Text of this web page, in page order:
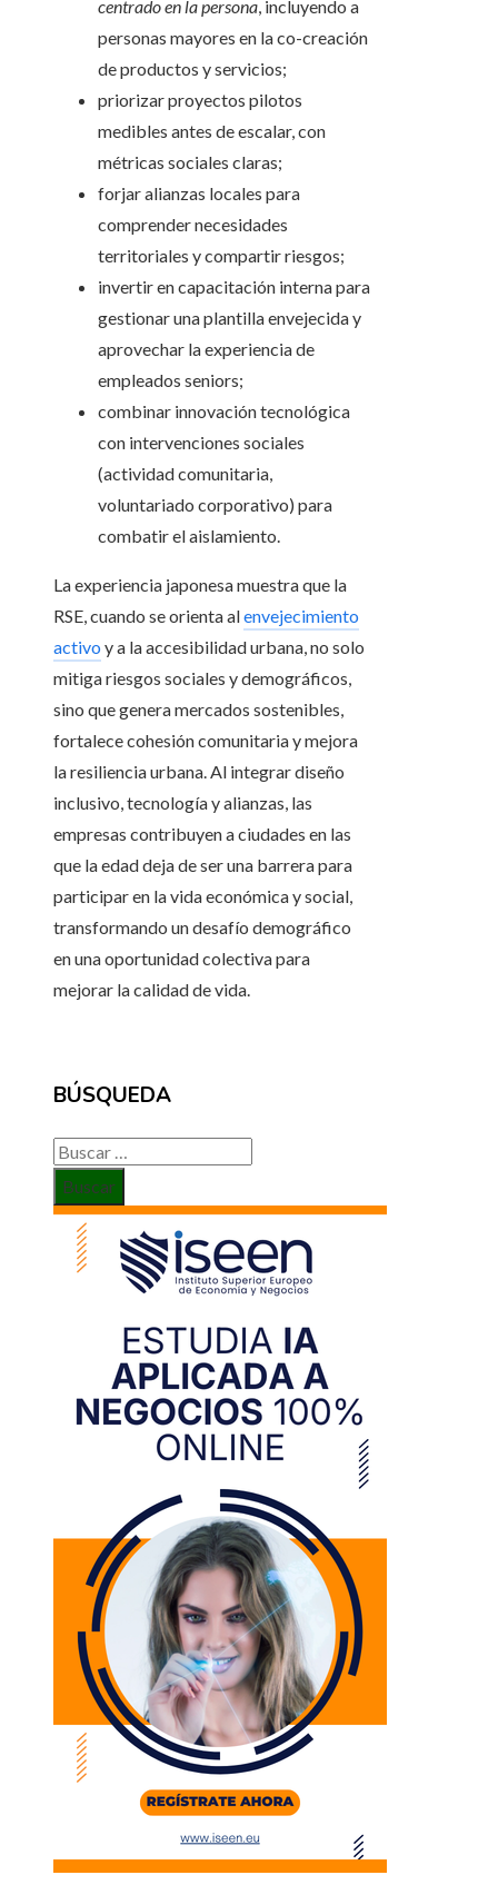
centrado en la persona , incluyendo a
personas mayores en la co-creación
de productos y servicios;
priorizar proyectos pilotos
medibles antes de escalar, con
métricas sociales claras;
forjar alianzas locales para
comprender necesidades
territoriales y compartir riesgos;
invertir en capacitación interna para
gestionar una plantilla envejecida y
aprovechar la experiencia de
empleados seniors;
combinar innovación tecnológica
con intervenciones sociales
(actividad comunitaria,
voluntariado corporativo) para
combatir el aislamiento.
La experiencia japonesa muestra que la
RSE, cuando se orienta alenvejecimiento
activo y a la accesibilidad urbana, no solo
mitiga riesgos sociales y demográficos,
sino que genera mercados sostenibles,
fortalece cohesión comunitaria y mejora
la resiliencia urbana. Al integrar diseño
inclusivo, tecnología y alianzas, las
empresas contribuyen a ciudades en las
que la edad deja de ser una barrera para
participar en la vida económica y social,
transformando un desafío demográfico
en una oportunidad colectiva para
mejorar la calidad de vida.
BÚSQUEDA
Buscar: